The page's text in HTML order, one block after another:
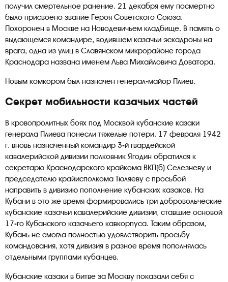
получил смертельное ранение. 21 декабря ему посмертно
было присвоено звание Героя Советского Союза.
Похоронен в Москве на Новодевичьем кладбище. В память о
выдающемся командире, водившем казачьи эскадроны на
врага, одна из улиц в Славянском микрорайоне города
Краснодара названа именем Льва Михайловича Доватора.
Новым комкором был назначен генерал-майор Плиев.
Секрет мобильности казачьих частей
В кровопролитных боях под Москвой кубанские казаки
генерала Плиева понесли тяжелые потери. 17 февраля 1942
г. вновь назначенный командир 3-й гвардейской
кавалерийской дивизии полковник Ягодин обратился к
секретарю Краснодарского крайкома ВКП(б) Селезневу и
председателю крайисполкома Тюляеву с просьбой
направить в дивизию пополнение кубанских казаков. На
Кубани в это же время формировались три добровольческие
кубанские казачьи кавалерийские дивизии, ставшие основой
17-го Кубанского казачьего кавкорпуса. Таким образом,
Кубань не смогла полностью удовлетворить просьбу
командования, хотя дивизия в разное время пополнялась
отдельными группами кубанцев.
Кубанские казаки в битве за Москву показали себя с